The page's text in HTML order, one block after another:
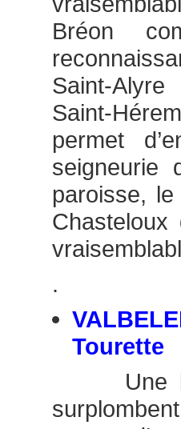
Bréon
Saint-
Saint-
permet
paroisse,
.
Tourette
Une